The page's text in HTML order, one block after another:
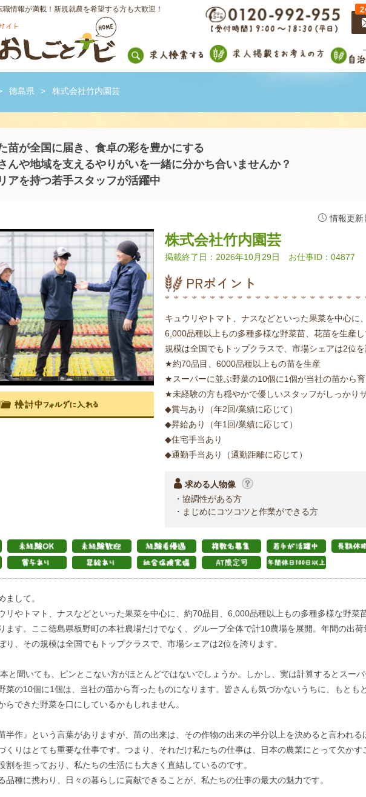
情報が満載！新規就農を希望する方も大歓迎！
徳島県 > 株式会社竹内園芸
苗が全国に届き、食卓の彩を豊かにする
んや地域を支えるやりがいを一緒に分かち合いませんか？
アを持つ若手スタッフが活躍中
情報更新
株式会社竹内園芸
掲載終了日：2026年10月29日 お仕事ID：04877
PRポイント
キュウリやトマト、ナスなどといった果菜を中心に
6,000品種以上もの多種多様な野菜苗、花苗を生産し
規模は全国でもトップクラスで、市場シェアは2位を
★約70品目、6000品種以上もの苗を生産
★スーパーに並ぶ野菜の10個に1個が当社の苗から
★未経験の方も穏やかで優しいスタッフがしっかり
◆賞与あり（年2回/業績に応じて）
◆昇給あり（年1回/業績に応じて）
◆住宅手当あり
◆通勤手当あり（通勤距離に応じて）
求める人物像
・協調性がある方
・まじめにコツコツと作業ができる方
まして。
リやトマト、ナスなどといった果菜を中心に、約70品目、6,000品種以上もの多種多様な野菜
ます。ここ徳島県板野町の本社農場だけでなく、グループ全体で計10農場を展開。年間の出荷
り、その規模は全国でもトップクラスで、市場シェアは2位を誇ります。
と聞いても、ピンとこない方がほとんどではないでしょうか。しかし、実は計算するとスー
菜の10個に1個は、当社の苗から育ったものになります。皆さんも気づかないうちに、もとも
らできた野菜を口にしているかもしれません。
半作』という言葉がありますが、苗の出来は、その作物の出来の半分以上を決めると言われる
くりはとても重要な仕事です。つまり、それだけ私たちの仕事は、日本の農業にとって欠かす
割を担っており、私たちの生活にも大きく直結しているのです。
品種に携わり、日々の暮らしに貢献できることが、私たちの仕事の最大の魅力です。